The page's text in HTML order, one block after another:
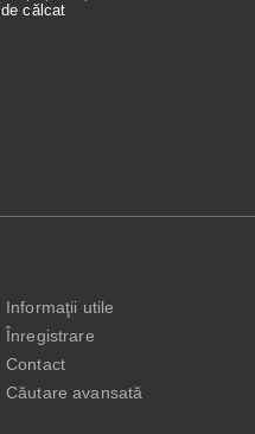
de călcat
Informaţii utile
Înregistrare
Contact
Căutare avansată